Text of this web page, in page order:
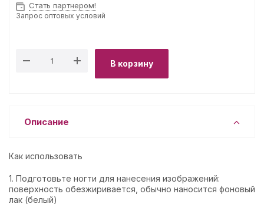
Стать партнером!
Запрос оптовых условий
В корзину
Описание
Как использовать
1. Подготовьте ногти для нанесения изображений:
поверхность обезжиривается, обычно наносится фоновый
лак (белый)